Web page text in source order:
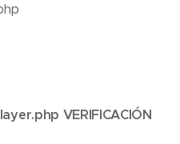
VERIFICACIÓN